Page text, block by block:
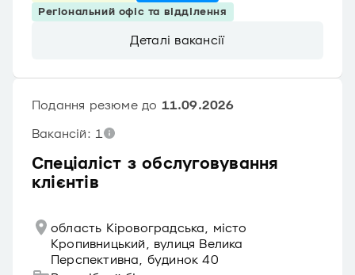
Регіональний офіс та відділення
Деталі вакансії
Спеціаліст з обслуговування
клієнтів
Подання резюме до 11.09.2026
Вакансій: 1
область Кіровоградська, місто
Кропивницький, вулиця Велика
Перспективна, будинок 40